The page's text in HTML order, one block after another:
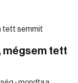
mégsem tett